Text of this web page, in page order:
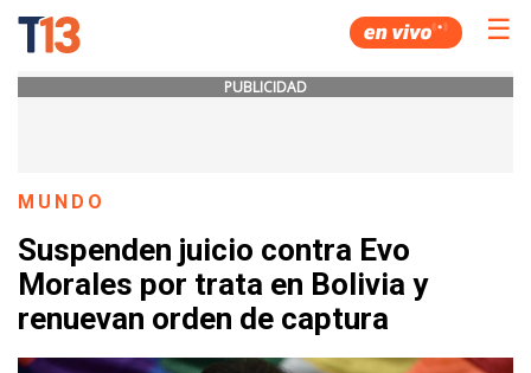
☰
PUBLICIDAD
MUNDO
Suspenden juicio contra Evo
Morales por trata en Bolivia y
renuevan orden de captura